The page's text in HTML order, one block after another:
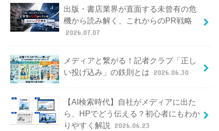
出版・書店業界が直面する未曾有の危
機から読み解く、これからのPR戦略
2026.07.07
メディアと繋がる！記者クラブ「正し
い投げ込み」の鉄則とは 2026.06.30
【AI検索時代】自社がメディアに出た
ら、HPでどう伝える？初心者にもわか
りやすく解説
2026.06.23